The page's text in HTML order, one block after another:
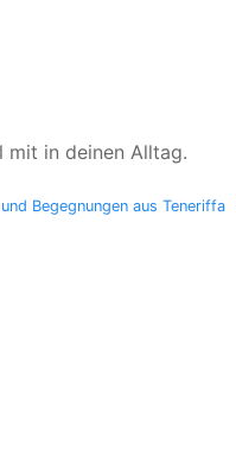
mit in deinen Alltag.
Begegnungen aus Teneriffa